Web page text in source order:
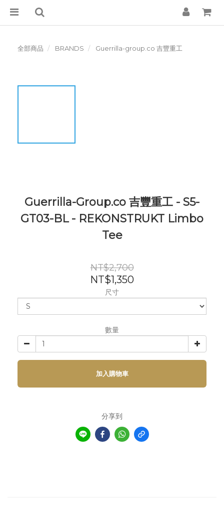
全部商品 BRANDS Guerrilla-group.co 吉豐重工
Guerrilla-Group.co 吉豐重工 - S5-
GT03-BL - REKONSTRUKT Limbo
Tee
NT$2,700
NT$1,350
尺寸
數量
加入購物車
分享到